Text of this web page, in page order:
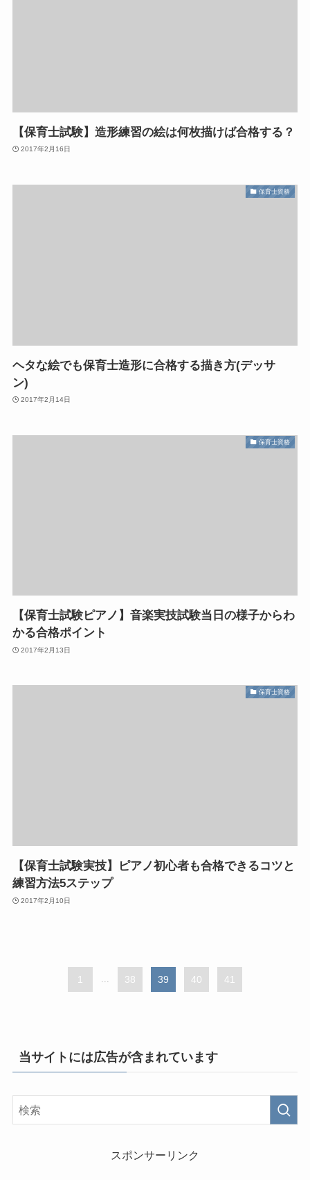
【保育士試験】造形練習の絵は何枚描けば合格する？
2017年2月16日
保育士資格
ヘタな絵でも保育士造形に合格する描き方(デッサ
ン)
2017年2月14日
保育士資格
【保育士試験ピアノ】音楽実技試験当日の様子からわ
かる合格ポイント
2017年2月13日
保育士資格
【保育士試験実技】ピアノ初心者も合格できるコツと
練習方法5ステップ
2017年2月10日
1 ... 38 39 40 41
当サイトには広告が含まれています
スポンサーリンク